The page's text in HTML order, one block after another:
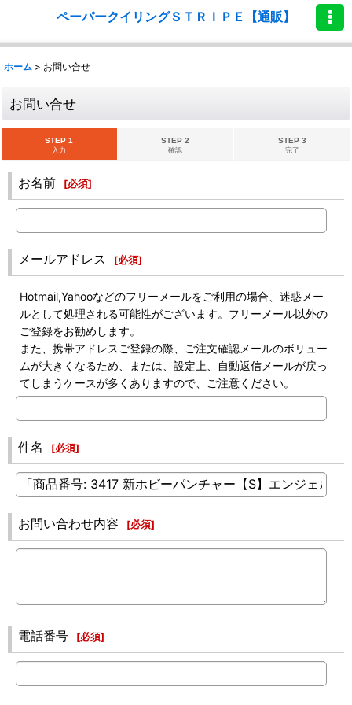
ペーパークイリングＳＴＲＩＰＥ【通販】
ホーム > お問い合せ
お問い合せ
STEP 1
入力
STEP 2
確認
STEP 3
完了
お名前 [必須]
メールアドレス [必須]
Hotmail,Yahooなどのフリーメールをご利用の場合、迷惑メー
ルとして処理される可能性がございます。フリーメール以外の
ご登録をお勧めします。
また、携帯アドレスご登録の際、ご注文確認メールのボリュー
ムが大きくなるため、または、設定上、自動返信メールが戻っ
てしまうケースが多くありますので、ご注意ください。
件名 [必須]
お問い合わせ内容 [必須]
電話番号 [必須]